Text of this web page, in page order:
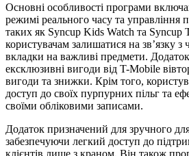
Основні особливості програми
режимі реального часу та управління
таких як Syncup Kids Watch та Syncup
користувачам залишатися на зв’язку з
вкладки на важливі предмети.
ексклюзивні вигоди від T-Mobile
вигоди та знижки. Крім того,
доступ до своїх пурпурних пільг та
своїми обліковими записами.
Додаток призначений для зручного
забезпечуючи легкий доступ до
клієнтів лише з краном. Він також